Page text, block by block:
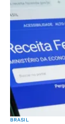
BRASIL